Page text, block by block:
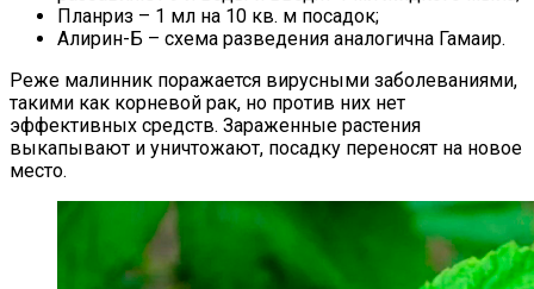
Планриз – 1 мл на 10 кв. м посадок;
Алирин-Б – схема разведения аналогична Гамаир.
Реже малинник поражается вирусными заболеваниями,
такими как корневой рак, но против них нет
эффективных средств. Зараженные растения
выкапывают и уничтожают, посадку переносят на новое
место.